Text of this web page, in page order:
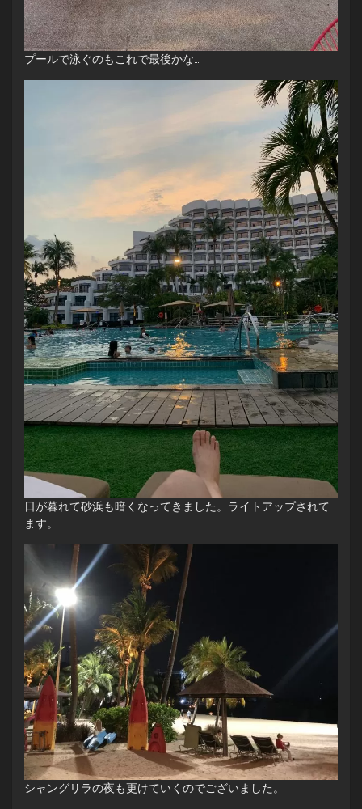
プールで泳ぐのもこれで最後かな…
日が暮れて砂浜も暗くなってきました。ライトアップされて
ます。
シャングリラの夜も更けていくのでございました。